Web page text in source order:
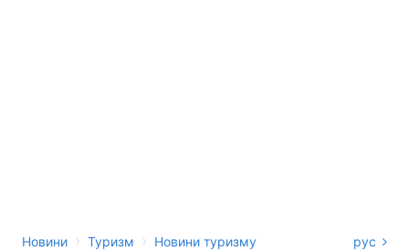
Новини › Туризм › Новини туризму рус